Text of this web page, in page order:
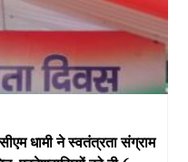
ने स्वतंत्रता संग्राम